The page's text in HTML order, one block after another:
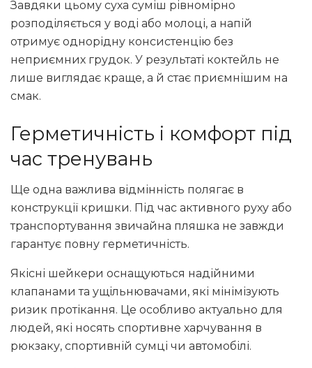
Завдяки цьому суха суміш рівномірно
розподіляється у воді або молоці, а напій
отримує однорідну консистенцію без
неприємних грудок. У результаті коктейль не
лише виглядає краще, а й стає приємнішим на
смак.
Герметичність і комфорт під
час тренувань
Ще одна важлива відмінність полягає в
конструкції кришки. Під час активного руху або
транспортування звичайна пляшка не завжди
гарантує повну герметичність.
Якісні шейкери оснащуються надійними
клапанами та ущільнювачами, які мінімізують
ризик протікання. Це особливо актуально для
людей, які носять спортивне харчування в
рюкзаку, спортивній сумці чи автомобілі.